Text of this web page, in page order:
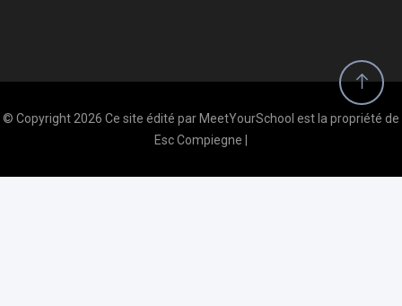
© Copyright 2026 Ce site édité par MeetYourSchool est la propriété de
Esc Compiegne |